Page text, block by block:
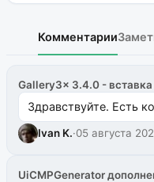
Комментарии
Gallery3x 3.4.0 - вставка
Здравствуйте. Есть
Ivan K.·05 августа
UiCMPGenerator